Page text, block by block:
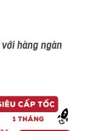
với hàng ngàn